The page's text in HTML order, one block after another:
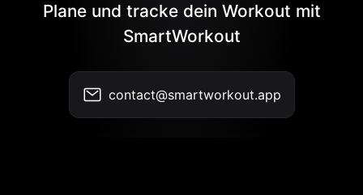
Plane und tracke dein Workout mit
SmartWorkout
contact@smartworkout.app